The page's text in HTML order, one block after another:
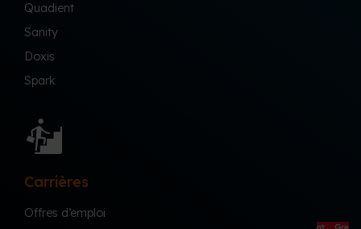
Quadient
Sanity
Doxis
Spark
Carrières
Offres d’emploi